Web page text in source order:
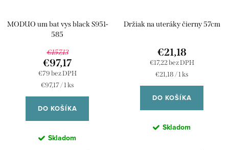
MODUO um bat vys black S951-
585
€157,13
€79 bez DPH
€97,17
Jednotková
cena:
€97,17 / 1 ks
DO KOŠÍKA
Skladom
Držiak na uteráky čierny 57cm
€17,22 bez DPH
€21,18
Jednotková
cena:
€21,18 / 1 ks
DO KOŠÍKA
Skladom